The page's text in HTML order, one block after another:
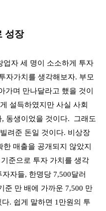
성장
업자 세 명이 소소하게 투자
자가치를 생각해보자. 부모
가며 만나달라고 했을 것이
설득하였지만 사실 사회
동생이었을 것이다. 그래도
려준 돈일 것이다. 비상장
매출을 공개되지 않았지
준으로 투자 가치를 생각
자들, 한명당 7,500달러
준 만 배에 가까운 7,500 만
다. 쉽게 말하면 1만원의 투